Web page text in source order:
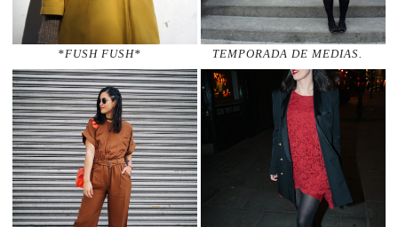
*FUSH FUSH* TEMPORADA DE MEDIAS.